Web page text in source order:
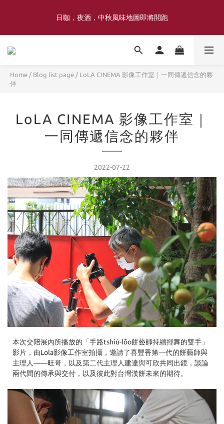
限定
日咖，夜酒，中秋風味地圖即將開跑
喜豐香1985 × 薑薑小姐花藝工作室｜登記日系列 手捧花｜5月–7月
Home / Blog list page / LoLA CINEMA 影像工作室｜一同傳遞信念的夥
伴
LoLA CINEMA 影像工作室｜
一同傳遞信念的夥伴
2022-07-22
本次交陪展內所播放的「手路tshiú-lōo餅藝師持續揮舞的雙手」
影片，由Lola影像工作室拍攝，邀請了喜豐香第一代的餅藝師與
主理人——旺哥，以及第二代主理人建達與可欣共同出鏡，談論
兩代間的傳承與交付，以及彼此對台灣漢餅未來的期待。